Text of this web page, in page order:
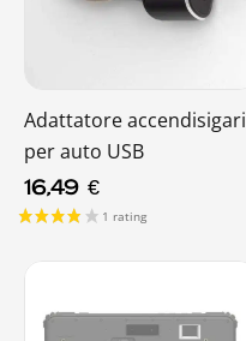
Adattatore accendisigari
per auto USB
16,49 €